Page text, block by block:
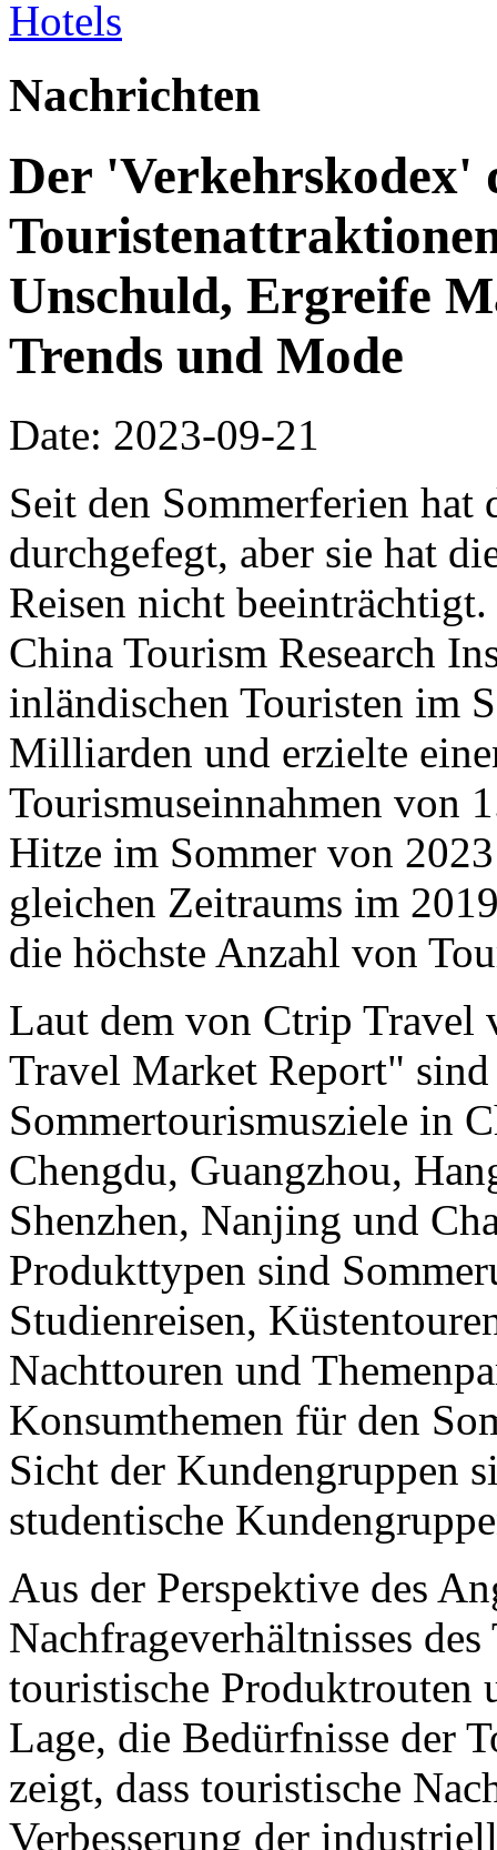
Nachrichten
Der 'Verkehrskodex'
Unschuld, Ergreife
Trends und Mode
Date: 2023-09-21
Seit den Sommerferien
durchgefegt, aber sie hat
Reisen nicht beeinträchtigt.
China Tourism Research
inländischen Touristen im
Milliarden und erzielte
Tourismuseinnahmen von
Hitze im Sommer von
gleichen Zeitraums im
die höchste Anzahl von
Laut dem von Ctrip Travel
Travel Market Report"
Sommertourismusziele in
Chengdu, Guangzhou,
Shenzhen, Nanjing und
Produkttypen sind
Studienreisen,
Nachttouren und
Konsumthemen für den
Sicht der Kundengruppen
studentische
Aus der Perspektive des
Nachfrageverhältnisses
touristische Produktrouten
Lage, die Bedürfnisse der
zeigt, dass touristische
Verbesserung der